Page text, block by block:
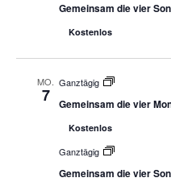
Gemeinsam die vier
Kostenlos
MO.
7
Ganztägig
Gemeinsam die vier
Kostenlos
Ganztägig
Gemeinsam die vier